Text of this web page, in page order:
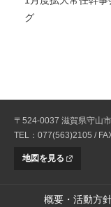
グ
〒524-0037 滋賀県守山
TEL：077(563)2105 /
地図を見る
概要・活動方